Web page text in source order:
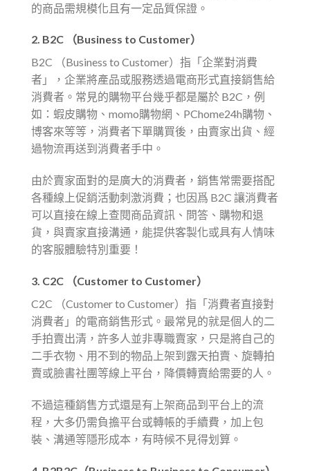
的商品需規模化且有一定品質保證。
2. B2C （Business to Customer）
B2C （Business to Customer）指「企業對消費
者」，企業將產品或服務透過電商形式直接銷售給
消費者。常見的購物平台幾乎都是屬於 B2C，例
如：蝦皮購物、momo購物網、PChome24h購物、
博客來等等，消費者下單購買後，由賣家出貨、經
過物流再送到消費者手中。
由於賣家面對的是廣大的消費者，銷售常需要搭配
各種線上促銷活動刺激消費；也因爲 B2C 讓消費者
可以直接在線上查閱商品資訊、問答、購物和退
貨，與賣家直接溝通，能提供客製化或具有人情味
的客服體驗特別重要！
3. C2C （Customer to Customer）
C2C （Customer to Customer）指「消費者直接對
消費者」的電商銷售形式。最常見的就是個人的二
手拍賣出清，許多人並非專職賣家，只是將自己的
二手衣物、用不到的物品上架到露天拍賣、旋轉拍
賣或臉書社團等線上平台，降價轉賣給需要的人。
不過這種銷售方式還是有上架商品到平台上的流
程，大多仍需負擔平台或轉帳的手續費，加上包
裝、溝通等隱形成本，有時候不見得划算。